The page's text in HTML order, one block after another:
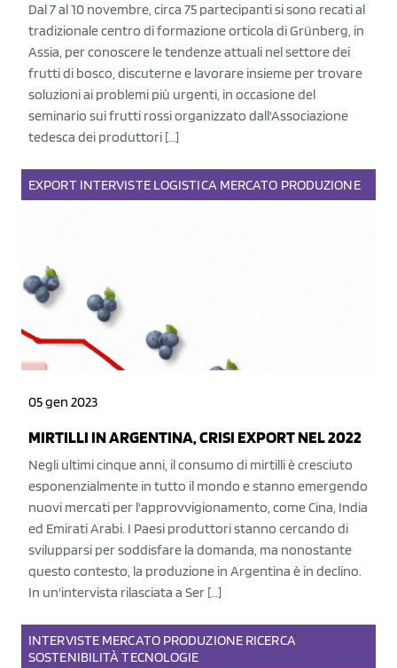
Dal 7 al 10 novembre, circa 75 partecipanti si sono recati al
tradizionale centro di formazione orticola di Grünberg, in
Assia, per conoscere le tendenze attuali nel settore dei
frutti di bosco, discuterne e lavorare insieme per trovare
soluzioni ai problemi più urgenti, in occasione del
seminario sui frutti rossi organizzato dall'Associazione
tedesca dei produttori […]
EXPORT INTERVISTE LOGISTICA MERCATO PRODUZIONE
05 gen 2023
MIRTILLI IN ARGENTINA, CRISI EXPORT NEL 2022
Negli ultimi cinque anni, il consumo di mirtilli è cresciuto
esponenzialmente in tutto il mondo e stanno emergendo
nuovi mercati per l'approvvigionamento, come Cina, India
ed Emirati Arabi. I Paesi produttori stanno cercando di
svilupparsi per soddisfare la domanda, ma nonostante
questo contesto, la produzione in Argentina è in declino.
In un'intervista rilasciata a Ser […]
INTERVISTE MERCATO PRODUZIONE RICERCA
SOSTENIBILITÀTECNOLOGIE